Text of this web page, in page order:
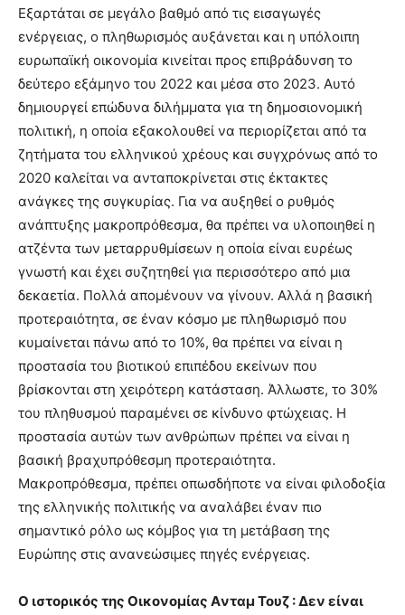
Εξαρτάται σε μεγάλο βαθμό από τις εισαγωγές
ενέργειας, ο πληθωρισμός αυξάνεται και η υπόλοιπη
ευρωπαϊκή οικονομία κινείται προς επιβράδυνση το
δεύτερο εξάμηνο του 2022 και μέσα στο 2023. Αυτό
δημιουργεί επώδυνα διλήμματα για τη δημοσιονομική
πολιτική, η οποία εξακολουθεί να περιορίζεται από τα
ζητήματα του ελληνικού χρέους και συγχρόνως από το
2020 καλείται να ανταποκρίνεται στις έκτακτες
ανάγκες της συγκυρίας. Για να αυξηθεί ο ρυθμός
ανάπτυξης μακροπρόθεσμα, θα πρέπει να υλοποιηθεί η
ατζέντα των μεταρρυθμίσεων η οποία είναι ευρέως
γνωστή και έχει συζητηθεί για περισσότερο από μια
δεκαετία. Πολλά απομένουν να γίνουν. Αλλά η βασική
προτεραιότητα, σε έναν κόσμο με πληθωρισμό που
κυμαίνεται πάνω από το 10%, θα πρέπει να είναι η
προστασία του βιοτικού επιπέδου εκείνων που
βρίσκονται στη χειρότερη κατάσταση. Άλλωστε, το 30%
του πληθυσμού παραμένει σε κίνδυνο φτώχειας. Η
προστασία αυτών των ανθρώπων πρέπει να είναι η
βασική βραχυπρόθεσμη προτεραιότητα.
Μακροπρόθεσμα, πρέπει οπωσδήποτε να είναι φιλοδοξία
της ελληνικής πολιτικής να αναλάβει έναν πιο
σημαντικό ρόλο ως κόμβος για τη μετάβαση της
Ευρώπης στις ανανεώσιμες πηγές ενέργειας.
Ο ιστορικός της Οικονομίας Aνταμ Τουζ : Δεν είναι